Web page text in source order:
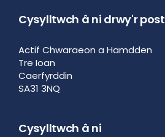
Cysylltwch â ni drwy'r post
Actif Chwaraeon a Hamdden
Tre Ioan
Caerfyrddin
SA31 3NQ
Cysylltwch â ni